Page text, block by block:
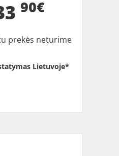
90€
prekės neturime
Lietuvoje*